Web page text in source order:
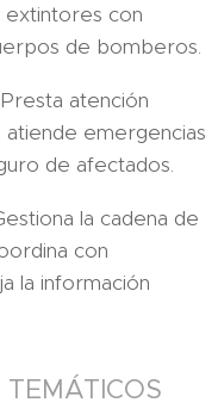
extintores con
de bomberos.
Presta atención
atiende emergencias
de afectados.
la cadena de
con
la información
TEMÁTICOS